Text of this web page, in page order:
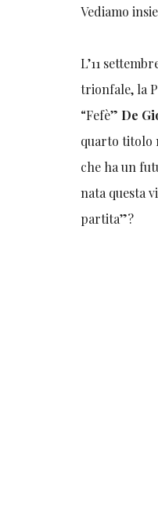
Vediamo
L’11
trionfale, la
“Fefè” De
quarto titolo
che ha un
nata questa
partita”?